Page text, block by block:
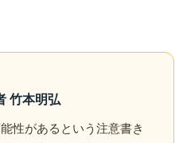
竹本明弘
性があるという注意書き